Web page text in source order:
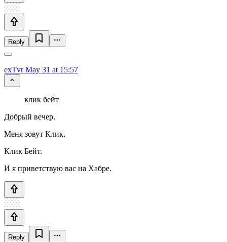
Reply
exTvrMay 31 at 15:57
клик бейт
Добрый вечер.
Меня зовут Клик.
Клик Бейт.
И я приветствую вас на Хабре.
Reply